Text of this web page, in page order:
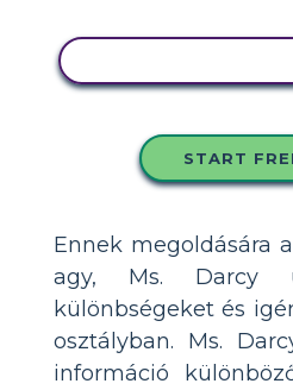
START
Ennek megoldására
agy, Ms. Darcy
különbségeket és
osztályban. Ms.
információ